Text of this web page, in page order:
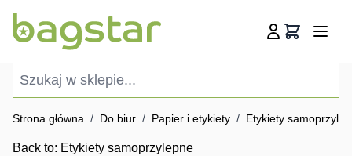
Koszyk
Strona główna / Do biur / Papier i etykiety / Etykiety
Back to: Etykiety samoprzylepne